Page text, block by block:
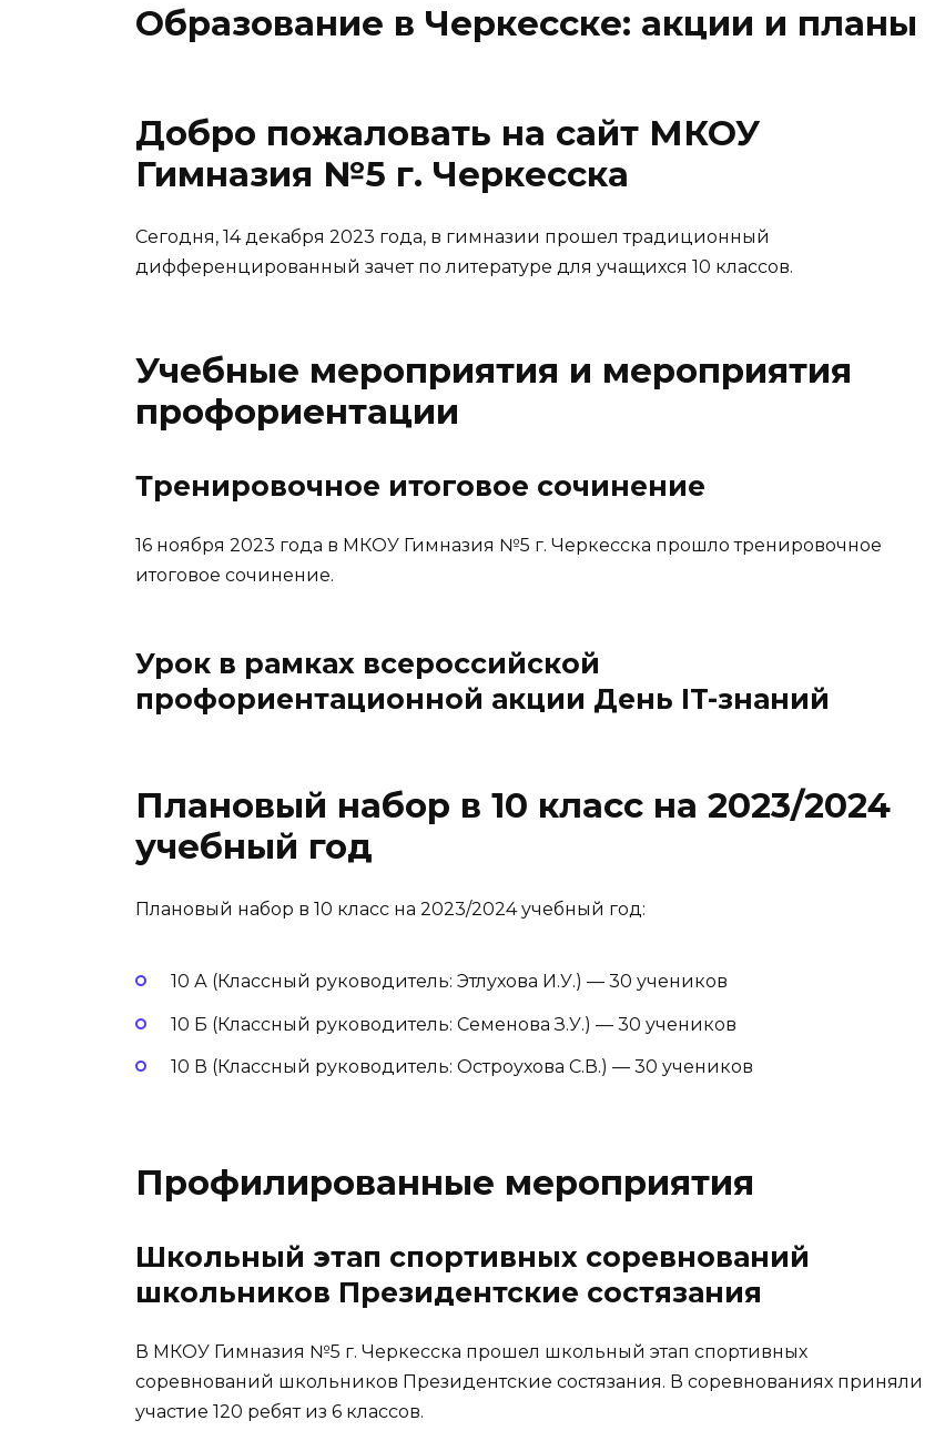
Образование в Черкесске: акции и планы
Добро пожаловать на сайт МКОУ
Гимназия №5 г. Черкесска
Сегодня, 14 декабря 2023 года, в гимназии прошел традиционный
дифференцированный зачет по литературе для учащихся 10 классов.
Учебные мероприятия и мероприятия
профориентации
Тренировочное итоговое сочинение
16 ноября 2023 года в МКОУ Гимназия №5 г. Черкесска прошло тренировочное
итоговое сочинение.
Урок в рамках всероссийской
профориентационной акции День IT-знаний
Плановый набор в 10 класс на 2023/2024
учебный год
Плановый набор в 10 класс на 2023/2024 учебный год:
10 А (Классный руководитель: Этлухова И.У.) — 30 учеников
10 Б (Классный руководитель: Семенова З.У.) — 30 учеников
10 В (Классный руководитель: Остроухова С.В.) — 30 учеников
Профилированные мероприятия
Школьный этап спортивных соревнований
школьников Президентские состязания
В МКОУ Гимназия №5 г. Черкесска прошел школьный этап спортивных
соревнований школьников Президентские состязания. В соревнованиях приняли
участие 120 ребят из 6 классов.